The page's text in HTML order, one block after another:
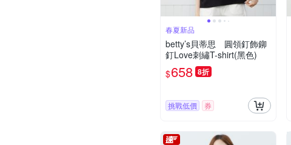
春夏新品
betty’s貝蒂思 圓領釘飾鉚
釘Love刺繡T-shirt(黑色)
$658 8折
挑戰低價 券